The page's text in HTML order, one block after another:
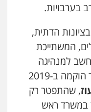
לבן
בערבויות.
הדתית,
המשתייכת
למנהיגה
הרוחני של מפלגת "נעם" אשר הוקמה ב-2019
, שהתפטר רק
במשרד ראש